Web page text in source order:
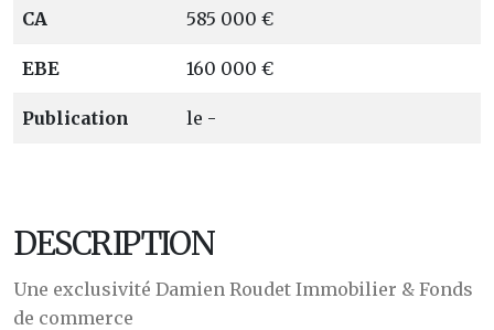
CA 585 000 €
EBE 160 000 €
Publication le -
DESCRIPTION
Une exclusivité Damien Roudet Immobilier & Fonds
de commerce